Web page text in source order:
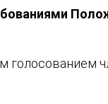
голосованием